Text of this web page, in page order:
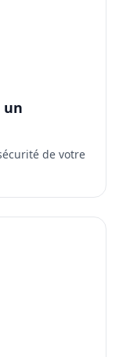
un
de votre